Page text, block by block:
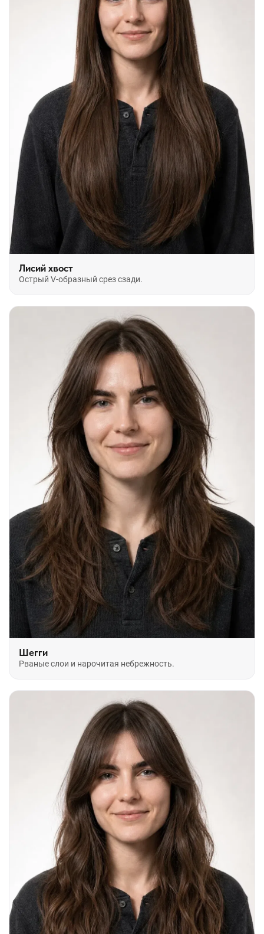
Лисий хвост
Острый V-образный срез сзади.
Шегги
Рваные слои и нарочитая небрежность.